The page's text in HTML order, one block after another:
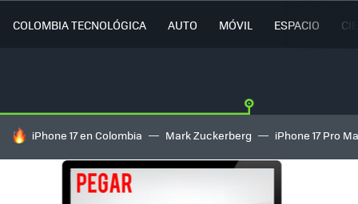
COLOMBIA TECNOLÓGICA AUTO MÓVIL ESPACIO
HOY SE HABLA DE
iPhone 17 en Colombia Mark Zuckerberg iPhone 17 Pro